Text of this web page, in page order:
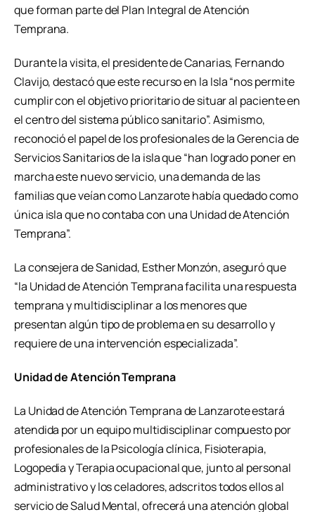
que forman parte del Plan Integral de Atención
Temprana.
Durante la visita, el presidente de Canarias, Fernando
Clavijo, destacó que este recurso en la Isla “nos permite
cumplir con el objetivo prioritario de situar al paciente en
el centro del sistema público sanitario”. Asimismo,
reconoció el papel de los profesionales de la Gerencia de
Servicios Sanitarios de la isla que “han logrado poner en
marcha este nuevo servicio, una demanda de las
familias que veían como Lanzarote había quedado como
única isla que no contaba con una Unidad de Atención
Temprana”.
La consejera de Sanidad, Esther Monzón, aseguró que
“la Unidad de Atención Temprana facilita una respuesta
temprana y multidisciplinar a los menores que
presentan algún tipo de problema en su desarrollo y
requiere de una intervención especializada”.
Unidad de Atención Temprana
La Unidad de Atención Temprana de Lanzarote estará
atendida por un equipo multidisciplinar compuesto por
profesionales de la Psicología clínica, Fisioterapia,
Logopedia y Terapia ocupacional que, junto al personal
administrativo y los celadores, adscritos todos ellos al
servicio de Salud Mental, ofrecerá una atención global